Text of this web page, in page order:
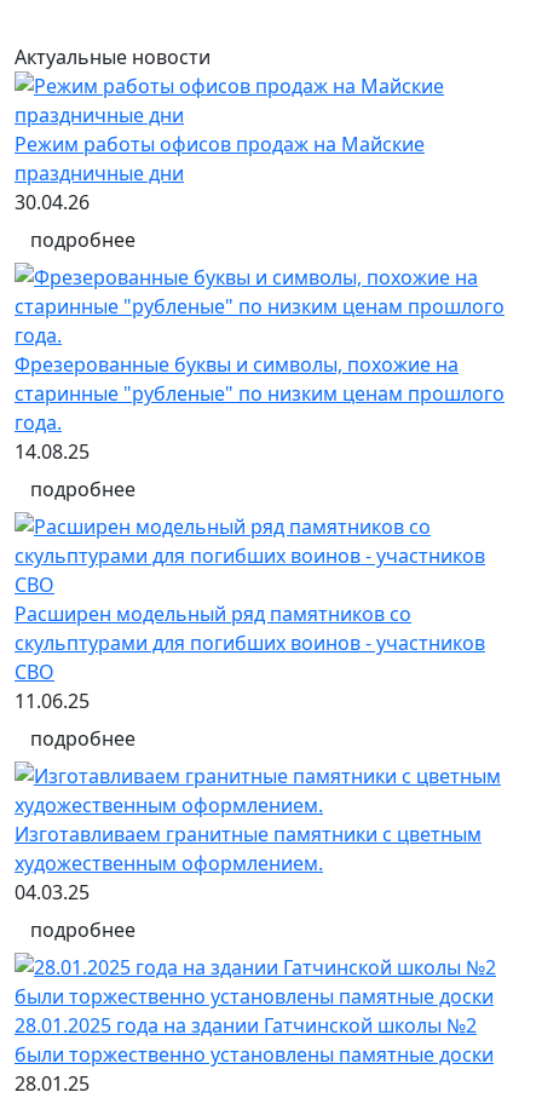
Актуальные новости
Режим работы офисов продаж на Майские
праздничные дни
30.04.26
подробнее
Фрезерованные буквы и символы, похожие на
старинные "рубленые" по низким ценам прошлого
года.
14.08.25
подробнее
Расширен модельный ряд памятников со
скульптурами для погибших воинов - участников
СВО
11.06.25
подробнее
Изготавливаем гранитные памятники с цветным
художественным оформлением.
04.03.25
подробнее
28.01.2025 года на здании Гатчинской школы №2
были торжественно установлены памятные доски
28.01.25